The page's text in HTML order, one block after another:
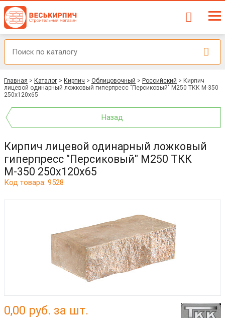
Главная > Каталог > Кирпич > Облицовочный > Российский > Кирпич
лицевой одинарный ложковый гиперпресс "Персиковый" М250 ТКК М-350
250х120х65
Назад
Кирпич лицевой одинарный ложковый
гиперпресс "Персиковый" М250 ТКК
М-350 250х120х65
Код товара: 9528
0,00 руб. за шт.